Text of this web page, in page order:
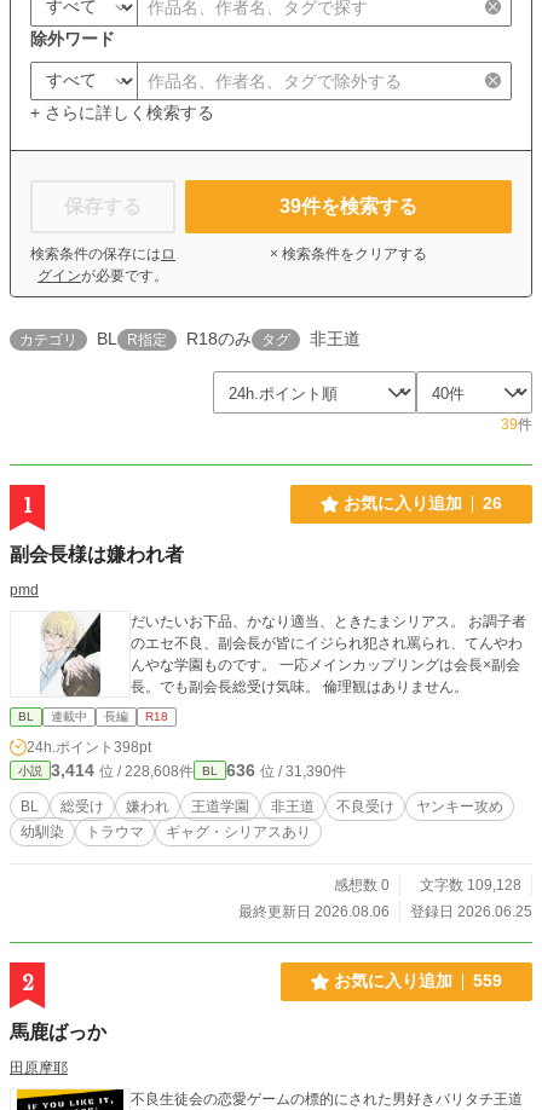
除外ワード
+ さらに詳しく検索する
保存する
検索条件の保存には ロ
グインが必要です。
39件を検索する
× 検索条件をクリアする
カテゴリ BL R指定 R18のみ タグ 非王道
39件
1 お気に入り追加 26
副会長様は嫌われ者
pmd
だいたいお下品、かなり適当、ときたまシリアス。 お調子者
のエセ不良、副会長が皆にイジられ犯され罵られ、てんやわ
んやな学園ものです。 一応メインカップリングは会長×副会
長。でも副会長総受け気味。 倫理観はありません。
BL 連載中 長編 R18
24h.ポイント 398pt
小説 3,414 位 / 228,608件 BL 636 位 / 31,390件
BL 総受け 嫌われ 王道学園 非王道 不良受け
ヤンキー攻め
幼馴染
トラウマ ギャグ・シリアスあり
感想数 0
文字数 109,128
最終更新日 2026.08.06
登録日 2026.06.25
2 お気に入り追加 559
馬鹿ばっか
田原摩耶
不良生徒会の恋愛ゲームの標的にされた男好きバリタチ王道